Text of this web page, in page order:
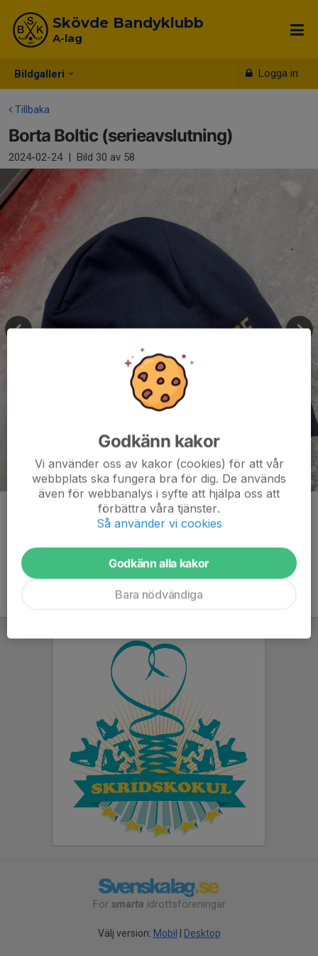
Bildgalleri Logga in
Skövde Bandyklubb
A-lag
Tillbaka
Borta Boltic (serieavslutning)
2024-02-24 | Bild 30 av 58
För smarta idrottsföreningar
Välj version: Mobil Desktop
Godkänn kakor
Vi använder oss av kakor (cookies) för att vår
webbplats ska fungera bra för dig. De används
även för webbanalys i syfte att hjälpa oss att
förbättra våra tjänster.
Så använder vi cookies
Godkänn alla kakor
Bara nödvändiga